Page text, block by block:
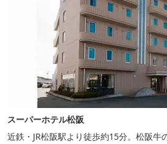
スーパーホテル松阪
近鉄・JR松阪駅より徒歩約15分。松阪牛